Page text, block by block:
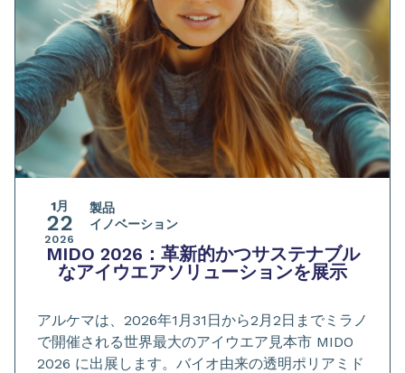
1月
22
2026
製品
イノベーション
MIDO 2026：革新的かつサステナブル
なアイウエアソリューションを展示
アルケマは、2026年1月31日から2月2日までミラノ
で開催される世界最大のアイウエア見本市 MIDO
2026 に出展します。バイオ由来の透明ポリアミド